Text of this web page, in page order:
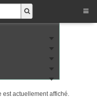
est actuellement affiché.